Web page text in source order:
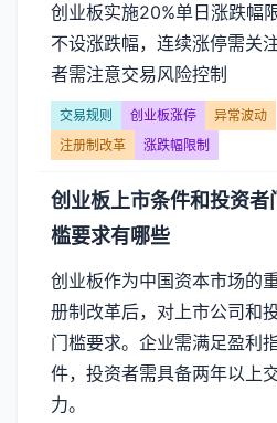
创业板实施20%单日涨跌幅
不设涨跌幅，连续涨停需关
者需注意交易风险控制
交易规则 创业板涨停
异常波动
注册制改革
涨跌幅限制
创业板上市条件和投资者
槛要求有哪些
创业板作为中国资本市场的
册制改革后，对上市公司和
门槛要求。企业需满足盈利
件，投资者需具备两年以上
力。